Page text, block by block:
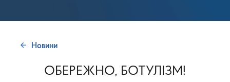
Новини
ОБЕРЕЖНО, БОТУЛІЗМ!